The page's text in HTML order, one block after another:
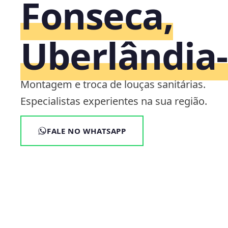
Fonseca,
Montagem e troca de louças sanitárias.
Especialistas experientes na sua região.
FALE NO WHATSAPP